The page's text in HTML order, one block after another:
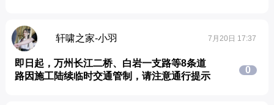
轩啸之家-小羽 7月20日 17:37
即日起，万州长江二桥、白岩一支路等8条道
路因施工陆续临时交通管制，请注意通行提示
0